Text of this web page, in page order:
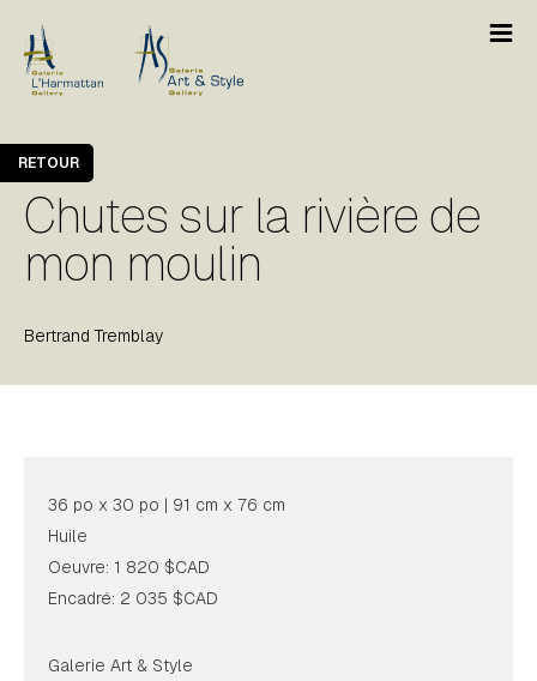
Chutes sur la rivière de
mon moulin
Bertrand Tremblay
RETOUR
36 po x 30 po | 91 cm x 76 cm
Huile
Oeuvre: 1 820 $CAD
Encadré: 2 035 $CAD
Galerie Art & Style